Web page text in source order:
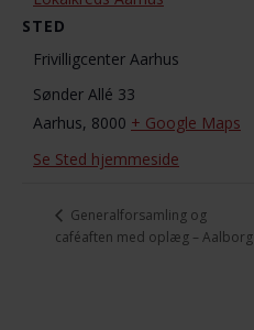
STED
Frivilligcenter Aarhus
Sønder Allé 33
Aarhus, 8000 + Google Maps
Se Sted hjemmeside
Generalforsamling og
caféaften med oplæg – Aalborg